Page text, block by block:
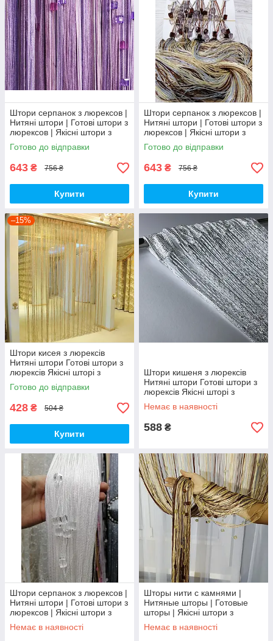
Штори серпанок з люрексов |
Нитяні штори | Готові штори з
люрексов | Якісні штори з
люрексу | Кавові штори
Готово до відправки
643 ₴ 756 ₴
Купити
Штори серпанок з люрексов |
Нитяні штори | Готові штори з
люрексов | Якісні штори з
люрексу | Кавові штори
Готово до відправки
643 ₴ 756 ₴
Купити
–15%
Штори кисея з люрексів
Нитяні штори Готові штори з
люрексів Якісні шторі з
люрексу Золотисті штори
Готово до відправки
428 ₴ 504 ₴
Купити
Штори кишеня з люрексів
Нитяні штори Готові штори з
люрексів Якісні шторі з
люрексу Білі штори
Немає в наявності
588 ₴
Штори серпанок з люрексов |
Нитяні штори | Готові штори з
люрексов | Якісні штори з
люрексу | Кавові штори
Немає в наявності
Шторы нити с камнями |
Нитяные шторы | Готовые
шторы | Якісні штори з
камінням | Коричнево-
золотисто-бежевые
Немає в наявності